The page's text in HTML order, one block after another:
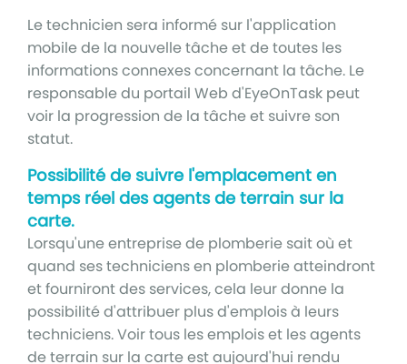
Le technicien sera informé sur l'application
mobile de la nouvelle tâche et de toutes les
informations connexes concernant la tâche. Le
responsable du portail Web d'EyeOnTask peut
voir la progression de la tâche et suivre son
statut.
Possibilité de suivre l'emplacement en
temps réel des agents de terrain sur la
carte.
Lorsqu'une entreprise de plomberie sait où et
quand ses techniciens en plomberie atteindront
et fourniront des services, cela leur donne la
possibilité d'attribuer plus d'emplois à leurs
techniciens. Voir tous les emplois et les agents
de terrain sur la carte est aujourd'hui rendu